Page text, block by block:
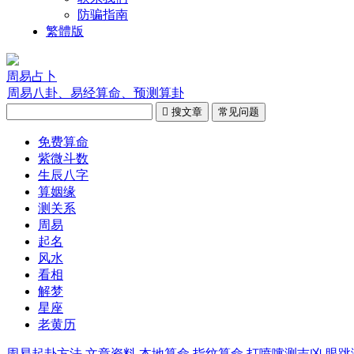
防骗指南
繁體版
周易占卜
周易八卦、易经算命、预测算卦
 搜文章 常见问题
免费算命
紫微斗数
生辰八字
算姻缘
测关系
周易
起名
风水
看相
解梦
星座
老黄历